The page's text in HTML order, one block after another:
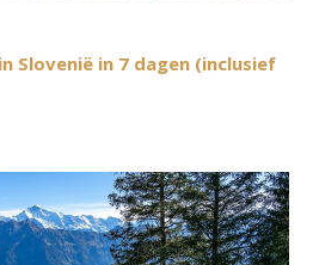
Slovenië in 7 dagen (inclusief